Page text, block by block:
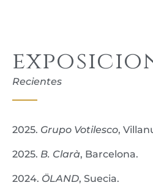
Recientes
2025. Grupo Votilesco,
2025. B. Clarà, Barcelona.
2024. ÖLAND, Suecia.